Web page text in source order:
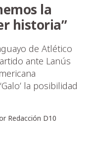
la
historia”
de Atlético
ante Lanús
la posibilidad
Redacción D10